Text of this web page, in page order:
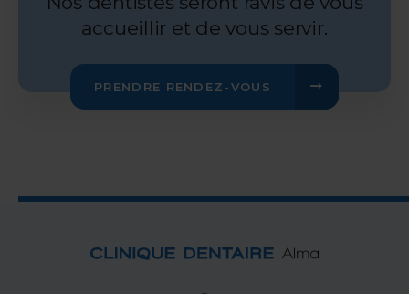
accueillir et de vous servir.
PRENDRE RENDEZ-VOUS